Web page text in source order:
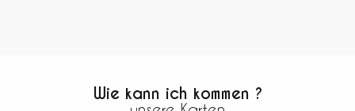
Wie kann ich kommen ?